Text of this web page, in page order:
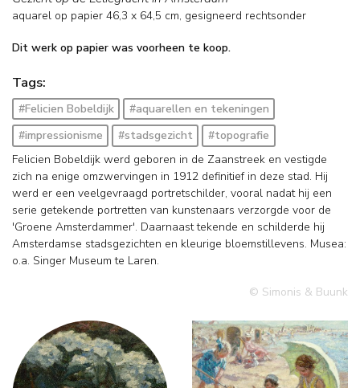
aquarel op papier 46,3 x 64,5 cm, gesigneerd rechtsonder
Dit werk op papier was voorheen te koop.
Tags:
#Felicien Bobeldijk
#aquarellen en tekeningen
#impressionisme
#stadsgezicht
#topografie
Felicien Bobeldijk werd geboren in de Zaanstreek en vestigde
zich na enige omzwervingen in 1912 definitief in deze stad. Hij
werd er een veelgevraagd portretschilder, vooral nadat hij een
serie getekende portretten van kunstenaars verzorgde voor de
'Groene Amsterdammer'. Daarnaast tekende en schilderde hij
Amsterdamse stadsgezichten en kleurige bloemstillevens. Musea:
o.a. Singer Museum te Laren.
© Simonis & Buunk